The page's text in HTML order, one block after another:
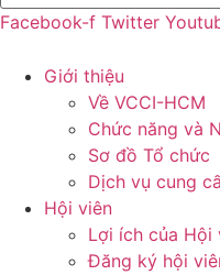
Facebook-f Twitter
Giới thiệu
Về VCCI-HCM
Chức năng và
Sơ đồ Tổ chức
Dịch vụ cung
Hội viên
Lợi ích của Hội
Đăng ký hội